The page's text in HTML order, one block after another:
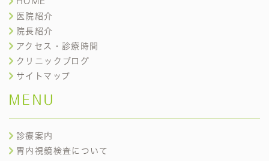
医院紹介
院長紹介
アクセス・診療時間
クリニックブログ
サイトマップ
MENU
診療案内
胃内視鏡検査について